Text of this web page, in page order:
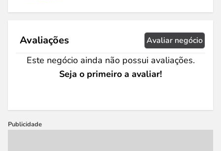
Avaliações Avaliar negócio
Este negócio ainda não possui avaliações.
Seja o primeiro a avaliar!
Publicidade